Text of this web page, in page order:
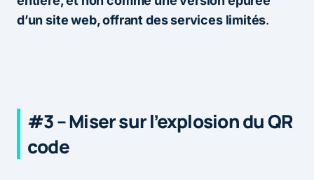
d’un site web, offrant des services limités.
#3 – Miser sur l’explosion du QR
code